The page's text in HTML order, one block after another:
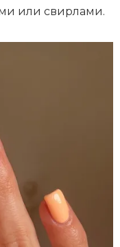
или свирлами.